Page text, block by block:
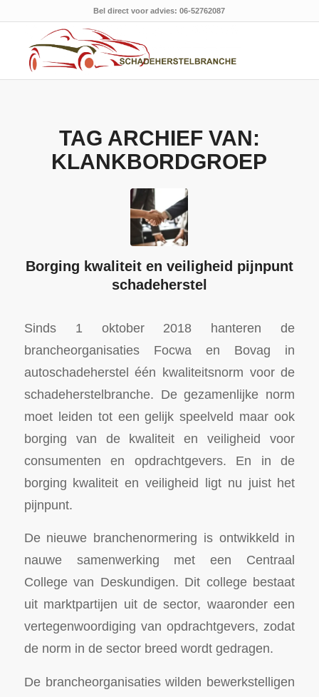
Bel direct voor advies: 06-52762087
TAG ARCHIEF VAN:
KLANKBORDGROEP
Borging kwaliteit en veiligheid pijnpunt
schadeherstel
Sinds 1 oktober 2018 hanteren de
brancheorganisaties Focwa en Bovag in
autoschadeherstel één kwaliteitsnorm voor de
schadeherstelbranche. De gezamenlijke norm
moet leiden tot een gelijk speelveld maar ook
borging van de kwaliteit en veiligheid voor
consumenten en opdrachtgevers. En in de
borging kwaliteit en veiligheid ligt nu juist het
pijnpunt.
De nieuwe branchenormering is ontwikkeld in
nauwe samenwerking met een Centraal
College van Deskundigen. Dit college bestaat
uit marktpartijen uit de sector, waaronder een
vertegenwoordiging van opdrachtgevers, zodat
de norm in de sector breed wordt gedragen.
De brancheorganisaties wilden bewerkstelligen